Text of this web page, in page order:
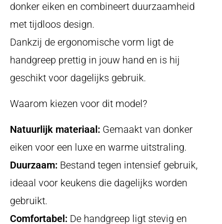
donker eiken en combineert duurzaamheid
met tijdloos design.
Dankzij de ergonomische vorm ligt de
handgreep prettig in jouw hand en is hij
geschikt voor dagelijks gebruik.
Waarom kiezen voor dit model?
Natuurlijk materiaal: Gemaakt van donker
eiken voor een luxe en warme uitstraling.
Duurzaam: Bestand tegen intensief gebruik,
ideaal voor keukens die dagelijks worden
gebruikt.
Comfortabel: De handgreep ligt stevig en